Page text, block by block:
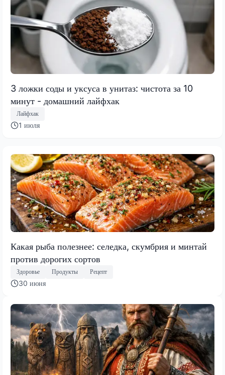
3 ложки соды и уксуса в унитаз: чистота за 10
минут - домашний лайфхак
Лайфхак
1 июля
Какая рыба полезнее: селедка, скумбрия и минтай
против дорогих сортов
Здоровье Продукты Рецепт
30 июня